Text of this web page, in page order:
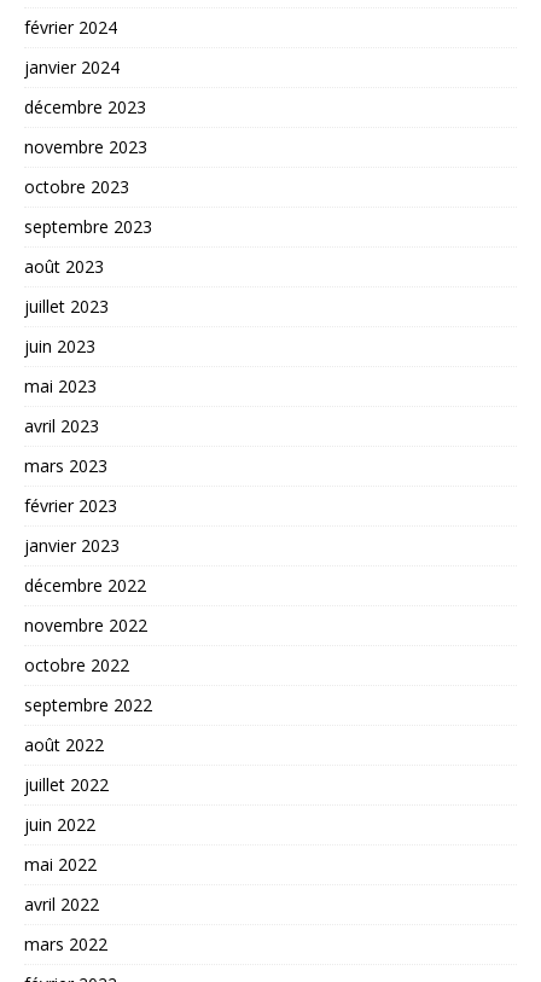
février 2024
janvier 2024
décembre 2023
novembre 2023
octobre 2023
septembre 2023
août 2023
juillet 2023
juin 2023
mai 2023
avril 2023
mars 2023
février 2023
janvier 2023
décembre 2022
novembre 2022
octobre 2022
septembre 2022
août 2022
juillet 2022
juin 2022
mai 2022
avril 2022
mars 2022